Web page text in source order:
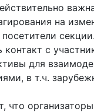
на
контакт с
для
в т.ч.
что